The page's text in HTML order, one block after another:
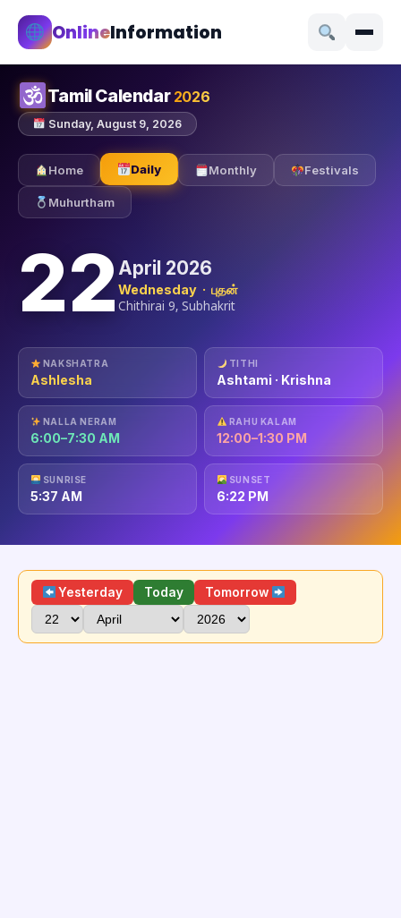
OnlineInformation
Tamil Calendar 2026
Sunday, August 9, 2026
Home Daily Monthly Festivals
Muhurtham
22 April 2026
Wednesday · புதன்
Chithirai 9, Subhakrit
NAKSHATRA
Ashlesha
TITHI
Ashtami · Krishna
NALLA NERAM
6:00–7:30 AM
RAHU KALAM
12:00–1:30 PM
SUNRISE
5:37 AM
SUNSET
6:22 PM
Yesterday Today Tomorrow